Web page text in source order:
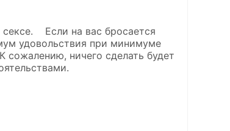
сексе. Если на вас бросается
удовольствия при минимуме
ничего сделать будет